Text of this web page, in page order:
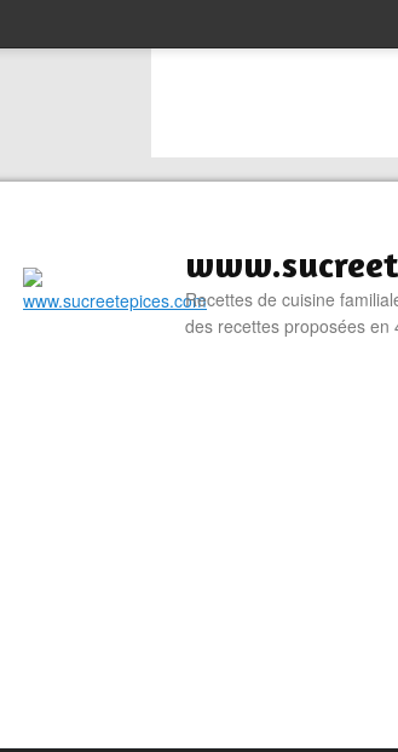
Recettes de cuisine
des recettes proposées en